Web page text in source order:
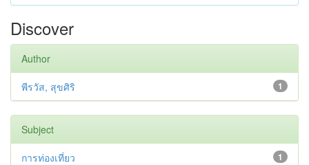
Discover
Author
1
พีรวัส, สุขศิริ
Subject
1
การท่องเที่ยว